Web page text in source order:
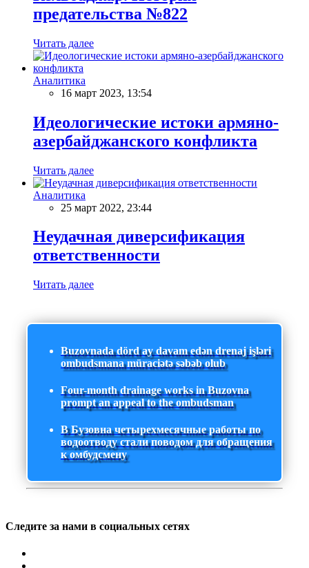
предательства №822
Читать далее
Аналитика
16 март 2023, 13:54
Идеологические истоки армяно-
азербайджанского конфликта
Читать далее
Аналитика
25 март 2022, 23:44
Неудачная диверсификация
ответственности
Читать далее
Buzovnada dörd ay davam edən drenaj işləri
ombudsmana müraciətə səbəb olub
Four-month drainage works in Buzovna
prompt an appeal to the ombudsman
В Бузовна четырехмесячные работы по
водоотводу стали поводом для обращения
к омбудсмену
Следите за нами в социальных сетях